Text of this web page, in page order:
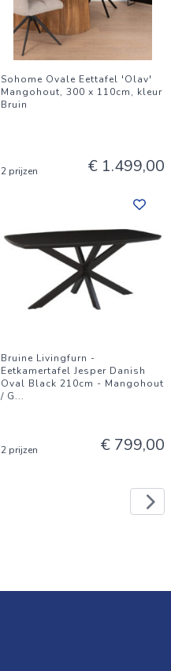
Sohome Ovale Eettafel 'Olav'
Mangohout, 300 x 110cm, kleur
Bruin
2 prijzen € 1.499,00
Bruine Livingfurn -
Eetkamertafel Jesper Danish
Oval Black 210cm - Mangohout
/ G...
2 prijzen € 799,00